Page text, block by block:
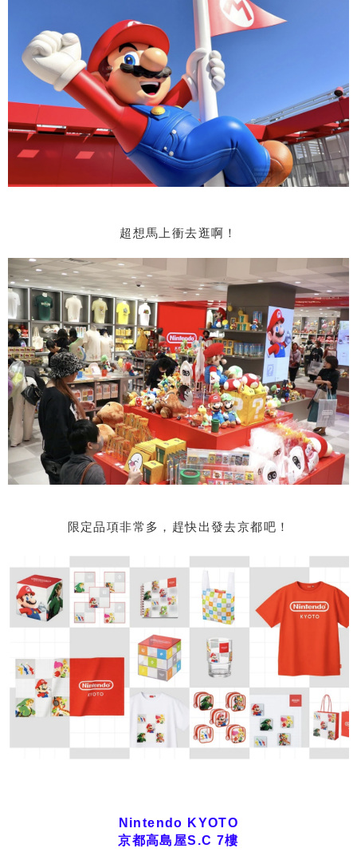
超想馬上衝去逛啊！
限定品項非常多，趕快出發去京都吧！
Nintendo KYOTO
京都高島屋S.C 7樓